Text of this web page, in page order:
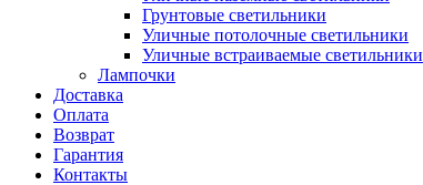
Грунтовые светильники
Уличные потолочные светильники
Уличные встраиваемые светильники
Лампочки
Доставка
Оплата
Возврат
Гарантия
Контакты